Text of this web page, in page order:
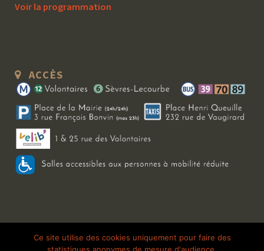
Voir la programmation
ACCÈS
Copyright 2026 Le Bal Blomet | Tous droits réservés | Mentions légales
Ce site utilise des cookies uniquement pour faire des